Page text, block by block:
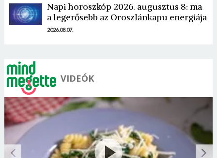
Napi horoszkóp 2026. augusztus 8: ma
a legerősebb az Oroszlánkapu energiája
2026.08.07.
VIDEÓK
Jelszó